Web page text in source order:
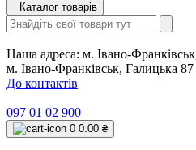
Каталог товарів
Наша адреса: м. Івано-
м. Івано-Франківськ, Галицька 87
До контактів
097 01 02 900
0 0.00 ₴